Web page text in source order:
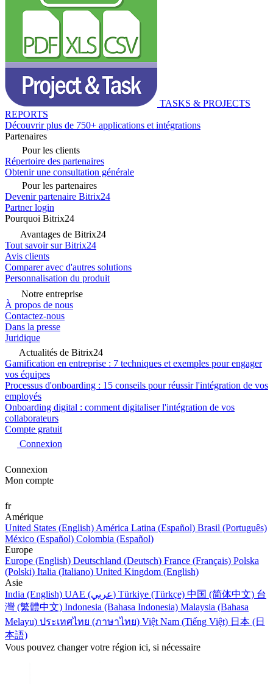
TASKS & PROJECTS
REPORTS
Découvrir plus de 750+ applications et intégrations
Partenaires
Pour les clients
Répertoire des partenaires
Obtenir une consultation générale
Pour les partenaires
Devenir partenaire Bitrix24
Partner login
Pourquoi Bitrix24
Avantages de Bitrix24
Tout savoir sur Bitrix24
Avis clients
Comparer avec d'autres solutions
Personnalisation du produit
Notre entreprise
À propos de nous
Contactez-nous
Dans la presse
Juridique
Actualités de Bitrix24
Gamification en entreprise : 7 techniques et exemples pour engager
vos équipes
Processus d'onboarding : 15 conseils pour réussir l'intégration de vos
employés
Onboarding digital : comment digitaliser l'intégration de vos
collaborateurs
Compte gratuit
Connexion
Connexion
Mon compte
fr
Amérique
United States (English) América Latina (Español) Brasil (Português)
México (Español) Colombia (Español)
Europe
Europe (English) Deutschland (Deutsch) France (Français) Polska
(Polski) Italia (Italiano) United Kingdom (English)
Asie
India (English)
UAE (عربي) Türkiye (Türkçe) 中国 (简体中文) 台
灣 (繁體中文) Indonesia (Bahasa Indonesia) Malaysia (Bahasa
Melayu) ประเทศไทย (ภาษาไทย) Việt Nam (Tiếng Việt) 日本 (日
本語)
Vous pouvez changer votre région ici, si nécessaire